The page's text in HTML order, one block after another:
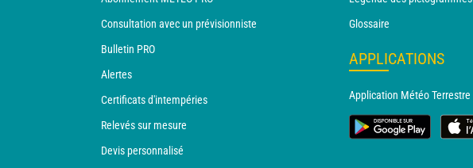
Consultation avec un prévisionniste
Bulletin PRO
Alertes
Certificats d'intempéries
Relevés sur mesure
Devis personnalisé
Glossaire
APPLICATIONS
Application Météo Terrestre